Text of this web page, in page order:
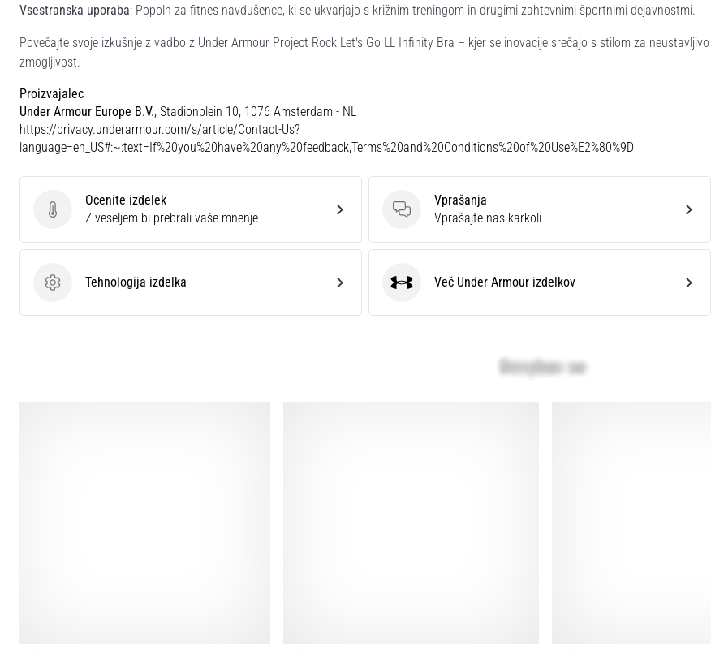
Vsestranska uporaba: Popoln za fitnes navdušence, ki se ukvarjajo s križnim treningom in drugimi zahtevnimi športnimi dejavnostmi.
Povečajte svoje izkušnje z vadbo z Under Armour Project Rock Let's Go LL Infinity Bra – kjer se inovacije srečajo s stilom za neustavljivo
zmogljivost.
Proizvajalec
Under Armour Europe B.V., Stadionplein 10, 1076 Amsterdam - NL
https://privacy.underarmour.com/s/article/Contact-Us?
language=en_US#:~:text=If%20you%20have%20any%20feedback,Terms%20and%20Conditions%20of%20Use%E2%80%9D
Ocenite izdelek
Ocenite izdelek
Z veseljem bi prebrali vaše mnenje
Vprašanja
Vprašanja
Vprašajte nas karkoli
Tehnologija izdelka
Tehnologija izdelka Under Armour
Več Under Armour izdelkov